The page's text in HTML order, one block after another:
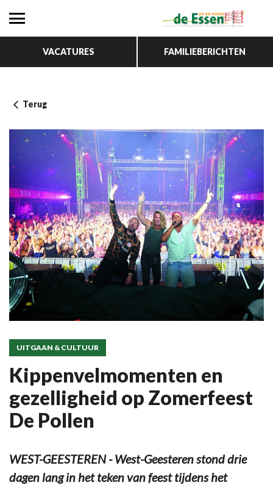
VACATURES FAMILIEBERICHTEN
Terug
UITGAAN & CULTUUR
Kippenvelmomenten en
gezelligheid op Zomerfeest
De Pollen
WEST-GEESTEREN - West-Geesteren stond drie
dagen lang in het teken van feest tijdens het